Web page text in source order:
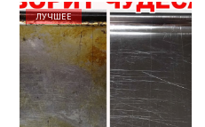
ЛУЧШЕЕ